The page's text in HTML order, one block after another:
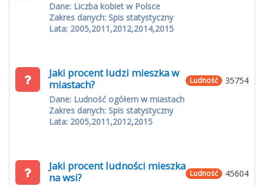
Dane: Liczba kobiet w Polsce
Zakres danych: Spis statystyczny
Lata: 2005,2011,2012,2014,2015
35754
Ludność
Jaki procent ludzi mieszka w
miastach?
Dane: Ludność ogółem w miastach
Zakres danych: Spis statystyczny
Lata: 2005,2011,2012,2015
45604
Ludność
Jaki procent ludności mieszka
na wsi?